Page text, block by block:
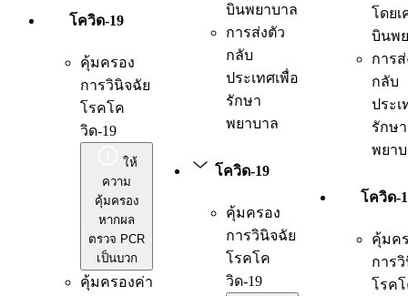
โควิด-19
คุ้มครอง
การวินิจฉัย
โรคโค
วิด-19
ให้
ความ
คุ้มครอง
หากผล
ตรวจ PCR
เป็นบวก
คุ้มครองค่า
บินพยาบาล
การส่งตัว
กลับ
ประเทศเพื่อ
รักษา
พยาบาล
โควิด-19
คุ้มครอง
การวินิจฉัย
โรคโค
วิด-19
โดยเ
บินพ
การ
กลับ
ประเ
รักษา
พยา
โควิด-
คุ้มค
การ
โรค